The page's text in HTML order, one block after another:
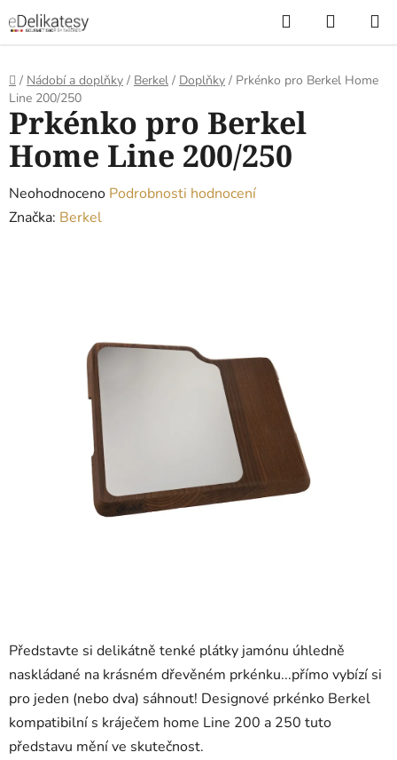
na
obsah
Hledat
KOŠÍK
Domů
/ Nádobí a doplňky / Berkel / Doplňky / Prkénko pro Berkel Home
Line 200/250
Představte si delikátně tenké plátky jamónu úhledně
naskládané na krásném dřevěném prkénku...přímo vybízí si
pro jeden (nebo dva) sáhnout! Designové prkénko Berkel
kompatibilní s kráječem home Line 200 a 250 tuto
představu mění ve skutečnost.
Prkénko pro Berkel
Home Line 200/250
Průměrné
hodnocení
Neohodnoceno Podrobnosti hodnocení
Značka: Berkel